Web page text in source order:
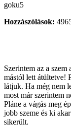
goku5
Hozzászólások:
Szerintem az a
mástól lett átültetve!
látjuk. Ha még nem
most már szerintem
Pláne a vágás meg
jobb szeme és ki
sikerült.